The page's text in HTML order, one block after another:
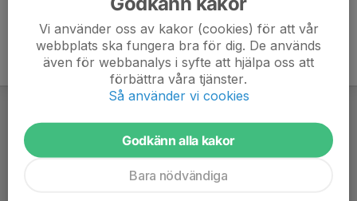
Vi använder oss av kakor (cookies) för att vår
webbplats ska fungera bra för dig. De används
även för webbanalys i syfte att hjälpa oss att
förbättra våra tjänster.
Så använder vi cookies
Godkänn alla kakor
Bara nödvändiga